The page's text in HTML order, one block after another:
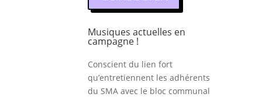
Musiques actuelles en
campagne !
Conscient du lien fort
qu’entretiennent les adhérents
du SMA avec le bloc communal